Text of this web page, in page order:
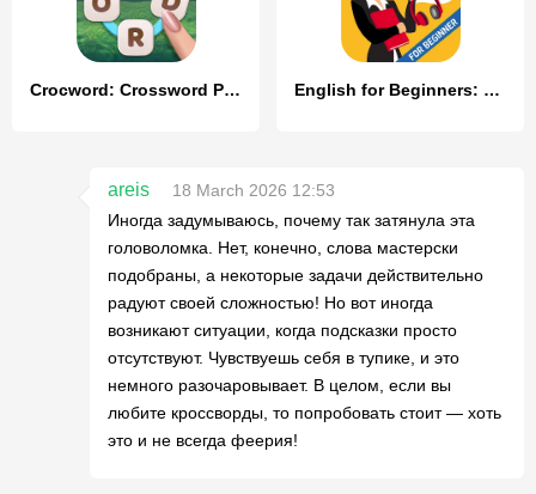
Crocword: Crossword Puzzle English for Beginners: LinDuo
areis
18 March 2026 12:53
Иногда задумываюсь, почему так затянула эта
головоломка. Нет, конечно, слова мастерски
подобраны, а некоторые задачи действительно
радуют своей сложностью! Но вот иногда
возникают ситуации, когда подсказки просто
отсутствуют. Чувствуешь себя в тупике, и это
немного разочаровывает. В целом, если вы
любите кроссворды, то попробовать стоит — хоть
это и не всегда феерия!